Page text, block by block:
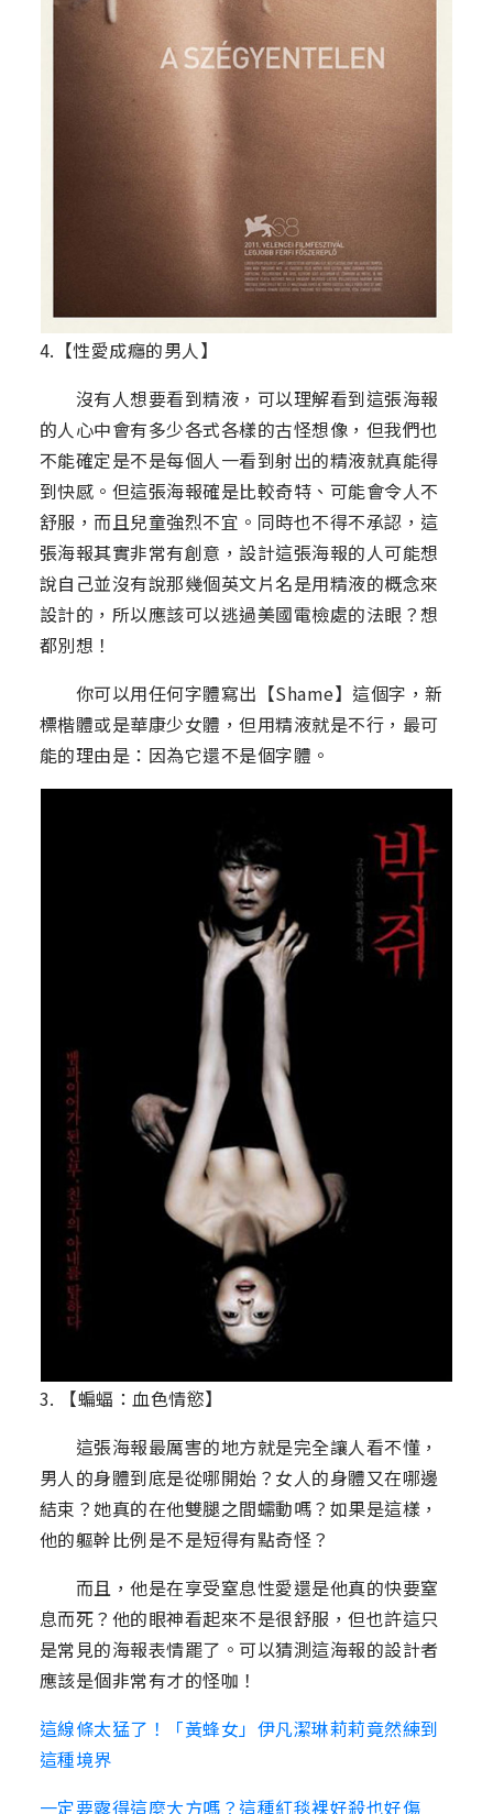
4.【性愛成癮的男人】
沒有人想要看到精液，可以理解看到這張海報
的人心中會有多少各式各樣的古怪想像，但我們也
不能確定是不是每個人一看到射出的精液就真能得
到快感。但這張海報確是比較奇特、可能會令人不
舒服，而且兒童強烈不宜。同時也不得不承認，這
張海報其實非常有創意，設計這張海報的人可能想
說自己並沒有說那幾個英文片名是用精液的概念來
設計的，所以應該可以逃過美國電檢處的法眼？想
都別想！
你可以用任何字體寫出【Shame】這個字，新
標楷體或是華康少女體，但用精液就是不行，最可
能的理由是：因為它還不是個字體。
3. 【蝙蝠：血色情慾】
這張海報最厲害的地方就是完全讓人看不懂，
男人的身體到底是從哪開始？女人的身體又在哪邊
結束？她真的在他雙腿之間蠕動嗎？如果是這樣，
他的軀幹比例是不是短得有點奇怪？
而且，他是在享受窒息性愛還是他真的快要窒
息而死？他的眼神看起來不是很舒服，但也許這只
是常見的海報表情罷了。可以猜測這海報的設計者
應該是個非常有才的怪咖！
這線條太猛了！「黃蜂女」伊凡潔琳莉莉竟然練到
這種境界
一定要露得這麼大方嗎？這種紅毯裸好殺也好傷